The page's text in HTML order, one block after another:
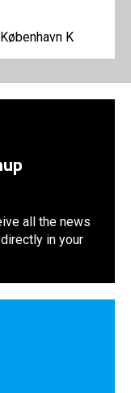
K
all the news
in your